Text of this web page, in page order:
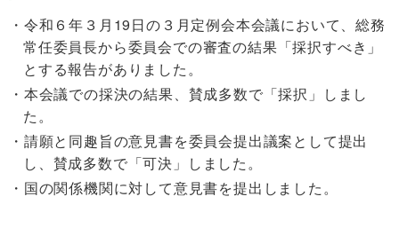
令和６年３月19日の３月定例会本会議において、総務
常任委員長から委員会での審査の結果「採択すべき」
とする報告がありました。
本会議での採決の結果、賛成多数で「採択」しまし
た。
請願と同趣旨の意見書を委員会提出議案として提出
し、賛成多数で「可決」しました。
国の関係機関に対して意見書を提出しました。